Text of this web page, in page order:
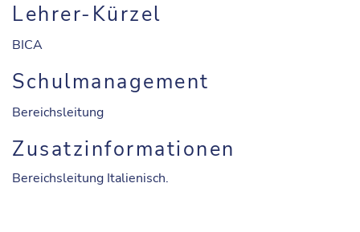
Lehrer-Kürzel
BICA
Schulmanagement
Bereichsleitung
Zusatzinformationen
Bereichsleitung Italienisch.